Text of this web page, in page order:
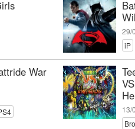
29/
iP
War
13/